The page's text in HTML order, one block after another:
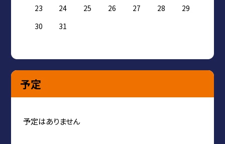
23
24 25 26 27 28
29
30
31
予定
予定はありません